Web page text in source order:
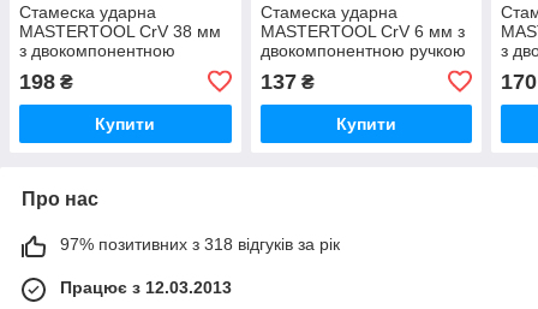
Стамеска ударна
MASTERTOOL CrV 38 мм
з двокомпонентною
198 ₴
Купити
Стамеска ударна
MASTERTOOL CrV 6 мм з
двокомпонентною ручкою
137₴
Купити
з
170
Про нас
97% позитивних з 318 відгуків за рік
Працює з 12.03.2013